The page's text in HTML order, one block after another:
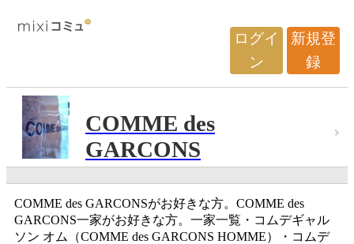
ログイ
ン
新規登
録
COMME des
GARCONS
COMME des GARCONSがお好きな方。COMME des
GARCONS一家がお好きな方。一家一覧・コムデギャル
ソン オム（COMME des GARCONS HOMME）・コムデ